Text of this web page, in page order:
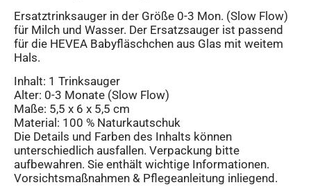
Ersatztrinksauger in der Größe 0-3 Mon. (Slow Flow)
für Milch und Wasser. Der Ersatzsauger ist passend
für die HEVEA Babyfläschchen aus Glas mit weitem
Hals.
Inhalt: 1 Trinksauger
Alter: 0-3 Monate (Slow Flow)
Maße: 5,5 x 6 x 5,5 cm
Material: 100 % Naturkautschuk
Die Details und Farben des Inhalts können
unterschiedlich ausfallen. Verpackung bitte
aufbewahren. Sie enthält wichtige Informationen.
Vorsichtsmaßnahmen & Pflegeanleitung inliegend.